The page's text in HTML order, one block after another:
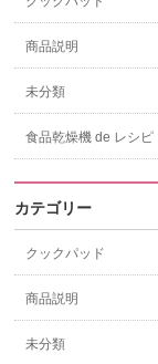
商品説明
未分類
食品乾燥機 de レシピ
カテゴリー
クックパッド
商品説明
未分類